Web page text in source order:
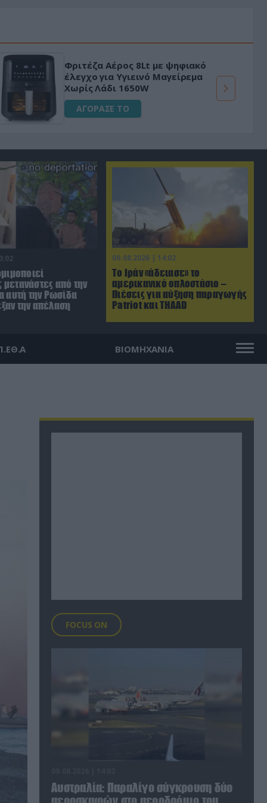
Φριτέζα Αέρος 8Lt με ψηφιακό
έλεγχο για Υγιεινό Μαγείρεμα
Χωρίς Λάδι 1650W
ΑΓΟΡΑΣΕ ΤΟ
09.08.2026 | 14:02
Το Ιράν «άδειασε» το
αμερικανικό οπλοστάσιο –
Πιέσεις για αύξηση παραγωγής
Patriot και THAAD
από την
αυτή την Ρωσίδα
την απέλαση
ΒΙΟΜΗΧΑΝΙΑ
FOCUS ON
Αυστραλία: Παραλίγο σύγκρουση δύο